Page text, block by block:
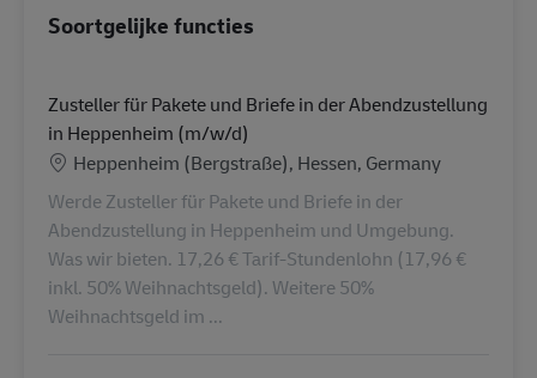
Soortgelijke functies
Zusteller für Pakete und Briefe in der Abendzustellung
in Heppenheim (m/w/d)
Locatie
Heppenheim (Bergstraße), Hessen, Germany
Werde Zusteller für Pakete und Briefe in der
Abendzustellung in Heppenheim und Umgebung.
Was wir bieten. 17,26 € Tarif-Stundenlohn (17,96 €
inkl. 50% Weihnachtsgeld). Weitere 50%
Weihnachtsgeld im ...